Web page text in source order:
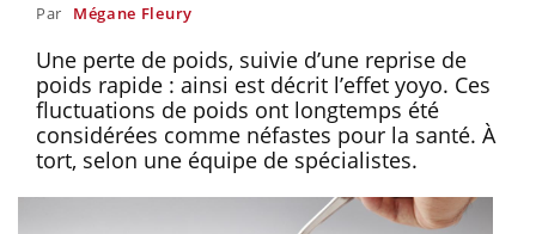
Par Mégane Fleury
Une perte de poids, suivie d’une reprise de
poids rapide : ainsi est décrit l’effet yoyo. Ces
fluctuations de poids ont longtemps été
considérées comme néfastes pour la santé. À
tort, selon une équipe de spécialistes.